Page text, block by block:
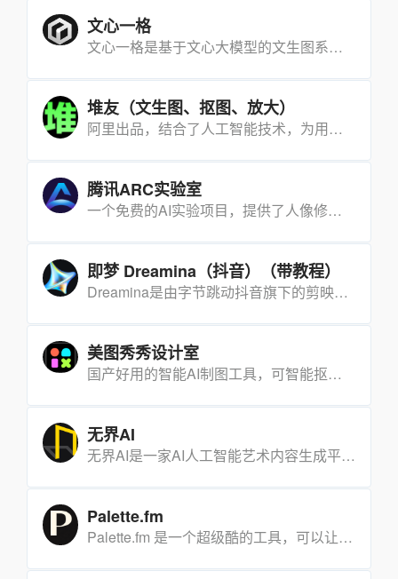
文心一格
文心一格是基于文心大模型的文生图系统实现的产品化创新，依托飞桨、文心大模型的技术创新推出的“AI作画”产品，可轻松驾驭多种风格，人人皆可“一语成画”。
堆友（文生图、抠图、放大）
阿里出品，结合了人工智能技术，为用户提供了一种全新的绘画体验。
腾讯ARC实验室
一个免费的AI实验项目，提供了人像修复、人像抠图和动漫增强三项功能。
即梦 Dreamina（抖音）（带教程）
Dreamina是由字节跳动抖音旗下的剪映推出的一款AI图片创作和绘画工具，旨在帮助抖音的图文和短视频创作者进行内容创作，用户只需输入提示描述，即可快速将创意和想法转化为图像，生成图片的质量较高，可以生成HD图片。【使用教程点击下方链接】
美图秀秀设计室
国产好用的智能AI制图工具，可智能抠图、设计、消除等，有多种模板可供选择。
无界AI
无界AI是一家AI人工智能艺术内容生成平台,专注于研发中国风格的绘画、漫画和视频生成模型,并利用区块链技术保护作品版权。
Palette.fm
Palette.fm 是一个超级酷的工具，可以让您免费将黑白图像变成全彩！在人工智能的帮助下，超级快速、轻松地为旧照片上色。只需将您的图像上传到网站，然后让人工智能完成工作，无需下载软件。【需要科学上网】